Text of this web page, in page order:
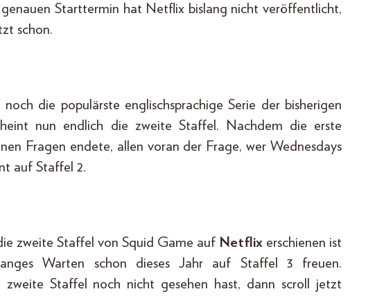
Starttermin hat Netflix bislang nicht veröffentlicht,
schon.
die populärste englischsprachige Serie der bisherigen
nun endlich die zweite Staffel. Nachdem die erste
Fragen endete, allen voran der Frage, wer Wednesdays
auf Staffel 2.
zweite Staffel von Squid Game auf Netflix erschienen ist
Warten schon dieses Jahr auf Staffel 3 freuen.
Staffel noch nicht gesehen hast, dann scroll jetzt